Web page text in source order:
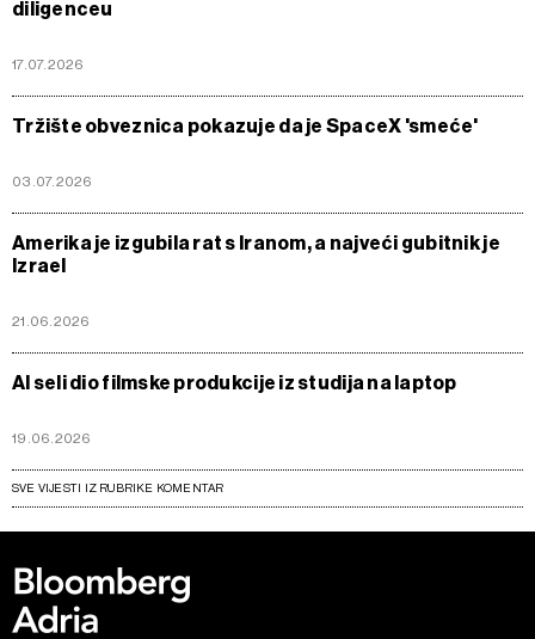
diligenceu
17.07.2026
Tržište obveznica pokazuje da je SpaceX 'smeće'
03.07.2026
Amerika je izgubila rat s Iranom, a najveći gubitnik je
Izrael
21.06.2026
AI seli dio filmske produkcije iz studija na laptop
19.06.2026
SVE VIJESTI IZ RUBRIKE KOMENTAR